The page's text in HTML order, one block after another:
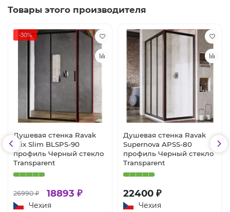
Товары этого производителя
-30%
Душевая стенка Ravak
Blix Slim BLSPS-90
профиль Черный стекло
Transparent
26990 ₽ 18893 ₽
Чехия
Душевая стенка Ravak
Supernova APSS-80
профиль Черный стекло
Transparent
22400 ₽
Чехия